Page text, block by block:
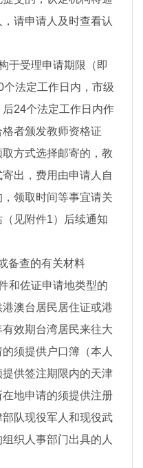
请申请人及时查看认
受理申请期限（即
法定工作日内，市级
24个法定工作日内作
者颁发教师资格证
方式选择邮寄的，教
出，费用由申请人自
领取时间等事宜请关
见附件1）后续通知
备查的有关材料
佐证申请地类型的
澳台居民居住证或港
效期台湾居民来往大
须提供户口簿（本人
供签注期限内的天津
地申请的须提供注册
队现役军人和现役武
织人事部门出具的人